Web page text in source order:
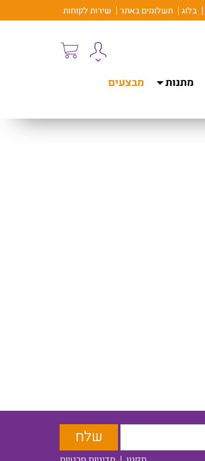
בלוג תשלומים באתר שירות לקוחות
מתנות
מבצעים